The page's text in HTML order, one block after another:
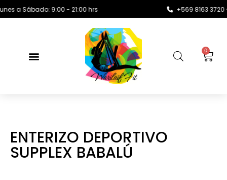
a Sábado: 9:00 - 21:00 hrs +569 8163 3720 •
0
ENTERIZO DEPORTIVO
SUPPLEX BABALÚ